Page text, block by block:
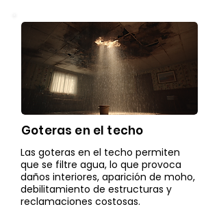
Goteras en el techo
Las goteras en el techo permiten
que se filtre agua, lo que provoca
daños interiores, aparición de moho,
debilitamiento de estructuras y
reclamaciones costosas.